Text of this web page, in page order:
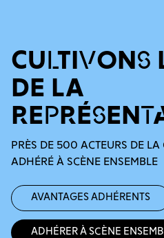
CULTIVONS
DE LA
PRÈS DE 500 ACTEURS DE
ADHÉRÉ À SCÈNE ENSEMBLE
Avantages adhérents
Adhérer à Scène